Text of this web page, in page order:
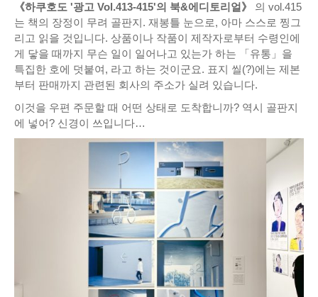
《하쿠호도 '광고 Vol.413-415'의 북&에디토리얼》
의 vol.415
는 책의 장정이 무려 골판지. 재봉틀 눈으로, 아마 스스로 찡그
리고 읽을 것입니다. 상품이나 작품이 제작자로부터 수령인에
게 닿을 때까지 무슨 일이 일어나고 있는가 하는 「유통」을
특집한 호에 덧붙여, 라고 하는 것이군요. 표지 씰(?)에는 제본
부터 판매까지 관련된 회사의 주소가 실려 있습니다.
이것을 우편 주문할 때 어떤 상태로 도착합니까? 역시 골판지
에 넣어? 신경이 쓰입니다…